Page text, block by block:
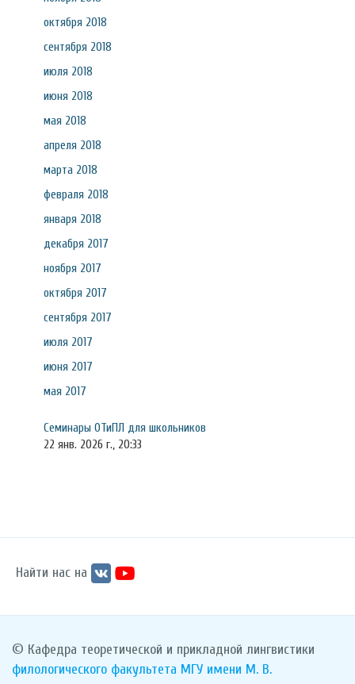
октября 2018
сентября 2018
июля 2018
июня 2018
мая 2018
апреля 2018
марта 2018
февраля 2018
января 2018
декабря 2017
ноября 2017
октября 2017
сентября 2017
июля 2017
июня 2017
мая 2017
Семинары ОТиПЛ для школьников
22 янв. 2026 г., 20:33
Найти нас на
© Кафедра теоретической и прикладной лингвистики
филологического факультета МГУ имени М. В.